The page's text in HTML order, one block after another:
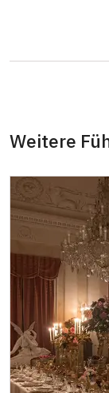
Reiseleiter mit
Mitglieder von
Inhaber der
Inhaber der
Eintrittskarte
NPÚ-Karte
"Náš člověk"-
Weitere